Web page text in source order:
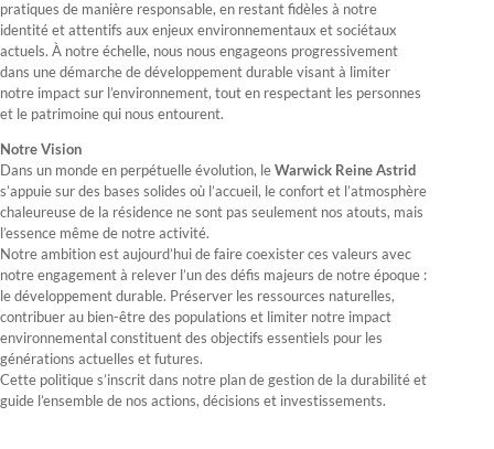
pratiques de manière responsable, en restant fidèles à notre
identité et attentifs aux enjeux environnementaux et sociétaux
actuels. À notre échelle, nous nous engageons progressivement
dans une démarche de développement durable visant à limiter
notre impact sur l’environnement, tout en respectant les personnes
et le patrimoine qui nous entourent.
Notre Vision
Dans un monde en perpétuelle évolution, leWarwick Reine Astrid
s’appuie sur des bases solides où l’accueil, le confort et l’atmosphère
chaleureuse de la résidence ne sont pas seulement nos atouts, mais
l’essence même de notre activité.
Notre ambition est aujourd’hui de faire coexister ces valeurs avec
notre engagement à relever l’un des défis majeurs de notre époque :
le développement durable. Préserver les ressources naturelles,
contribuer au bien-être des populations et limiter notre impact
environnemental constituent des objectifs essentiels pour les
générations actuelles et futures.
Cette politique s’inscrit dans notre plan de gestion de la durabilité et
guide l’ensemble de nos actions, décisions et investissements.